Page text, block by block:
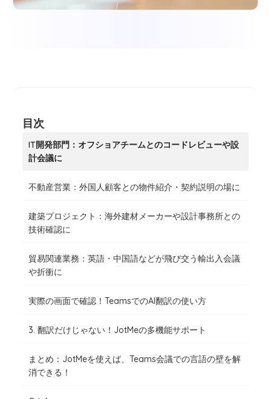
目次
IT開発部門：オフショアチームとのコードレビューや設
計会議に
不動産営業：外国人顧客との物件紹介・契約説明の場に
建築プロジェクト：海外建材メーカーや設計事務所との
技術確認に
貿易関連業務：英語・中国語などが飛び交う輸出入会議
や折衝に
実際の画面で確認！TeamsでのAI翻訳の使い方
3. 翻訳だけじゃない！JotMeの多機能サポート
まとめ：JotMeを使えば、Teams会議での言語の壁を解
消できる！